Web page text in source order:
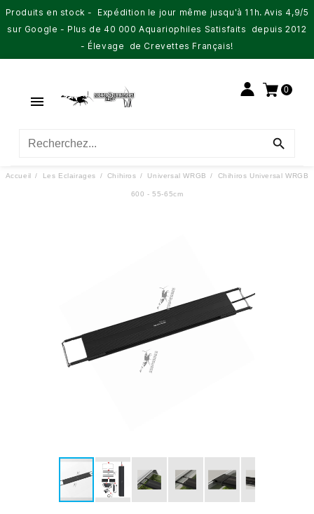
Produits en stock - Expédition le jour même jusqu'à 11h. Avis 4,9/5
sur Google - Plus de 40 000 Aquariophiles Satisfaits depuis 2012
- Élevage de Crevettes Français!

0

Accueil Les Eclairages Chihiros Universal WRGB Chihiros Universal WRGB
600 - 55-65cm